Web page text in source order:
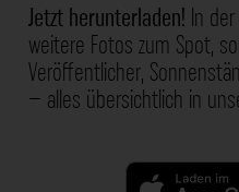
Jetzt herunterladen! In
weitere Fotos zum Spot,
Veröffentlicher,
– alles übersichtlich in